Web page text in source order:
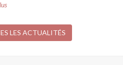
LES ACTUALITÉS